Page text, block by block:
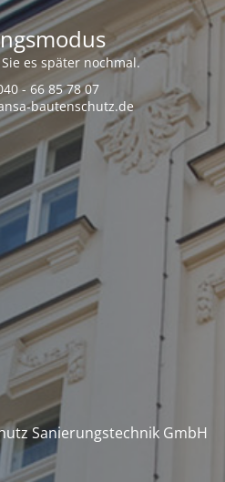
es später nochmal.
- 66 85 78 07
bautenschutz.de
Sanierungstechnik GmbH